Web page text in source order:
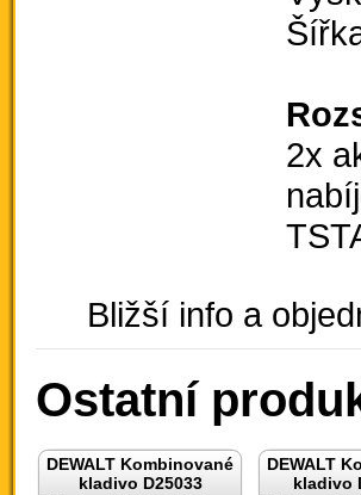
2x
Bližší info a
Ostatní
DEWALT Kombinované
kladivo D25033
DEWALT
kladivo